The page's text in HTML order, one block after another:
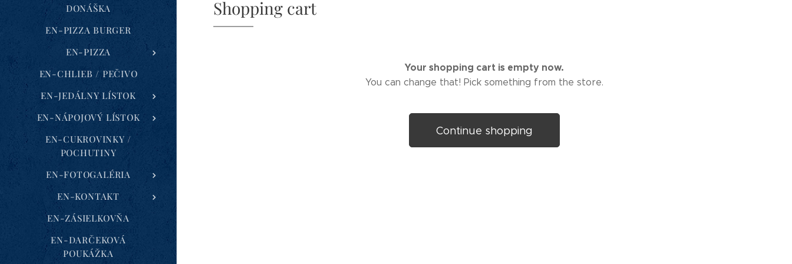
DONÁŠKA
EN-PIZZA BURGER
EN-PIZZA
EN-CHLIEB / PEČIVO
EN-JEDÁLNY LÍSTOK
EN-NÁPOJOVÝ LÍSTOK
EN-CUKROVINKY /
POCHUTINY
EN-FOTOGALÉRIA
EN-KONTAKT
EN-ZÁSIELKOVŇA
EN-DARČEKOVÁ
POUKÁŽKA
Shopping cart
Your shopping cart is empty now.
You can change that! Pick something from the store.
Continue shopping